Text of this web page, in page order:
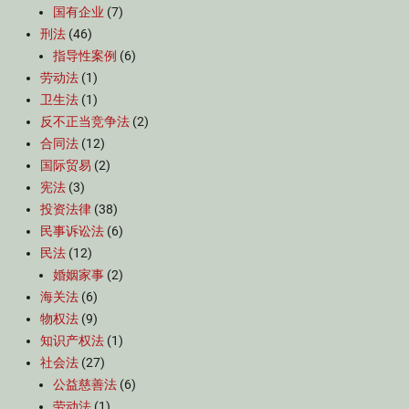
国有企业 (7)
刑法 (46)
指导性案例 (6)
劳动法 (1)
卫生法 (1)
反不正当竞争法 (2)
合同法 (12)
国际贸易 (2)
宪法 (3)
投资法律 (38)
民事诉讼法 (6)
民法 (12)
婚姻家事 (2)
海关法 (6)
物权法 (9)
知识产权法 (1)
社会法 (27)
公益慈善法 (6)